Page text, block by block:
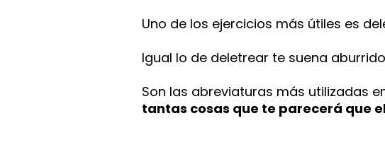
Uno de los ejercicios más útiles es
Igual lo de deletrear te suena
Son las abreviaturas más utilizadas
tantas cosas que te parecerá que